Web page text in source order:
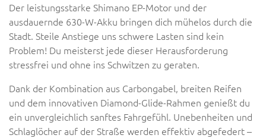
Der leistungsstarke Shimano EP-Motor und der
ausdauernde 630-W-Akku bringen dich mühelos durch die
Stadt. Steile Anstiege uns schwere Lasten sind kein
Problem! Du meisterst jede dieser Herausforderung
stressfrei und ohne ins Schwitzen zu geraten.
Dank der Kombination aus Carbongabel, breiten Reifen
und dem innovativen Diamond-Glide-Rahmen genießt du
ein unvergleichlich sanftes Fahrgefühl. Unebenheiten und
Schlaglöcher auf der Straße werden effektiv abgefedert –